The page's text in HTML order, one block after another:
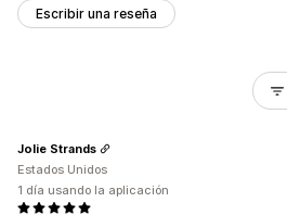
Escribir una reseña
Jolie Strands
Estados Unidos
1 día usando la aplicación